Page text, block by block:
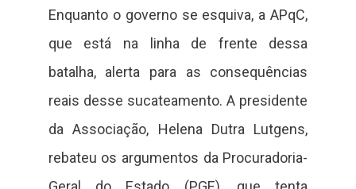
Enquanto o governo se esquiva, a APqC,
que está na linha de frente dessa
batalha, alerta para as consequências
reais desse sucateamento. A presidente
da Associação, Helena Dutra Lutgens,
rebateu os argumentos da Procuradoria-